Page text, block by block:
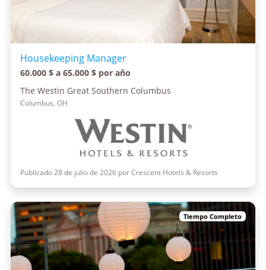
Housekeeping Manager
60.000 $ a 65.000 $ por año
The Westin Great Southern Columbus
Columbus, OH
Publicado 28 de julio de 2026 por Crescent Hotels & Resorts
Tiempo Completo